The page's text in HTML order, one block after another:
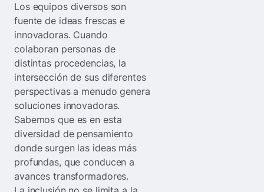
Los equipos diversos son
fuente de ideas frescas e
innovadoras. Cuando
colaboran personas de
distintas procedencias, la
intersección de sus diferentes
perspectivas a menudo genera
soluciones innovadoras.
Sabemos que es en esta
diversidad de pensamiento
donde surgen las ideas más
profundas, que conducen a
avances transformadores.